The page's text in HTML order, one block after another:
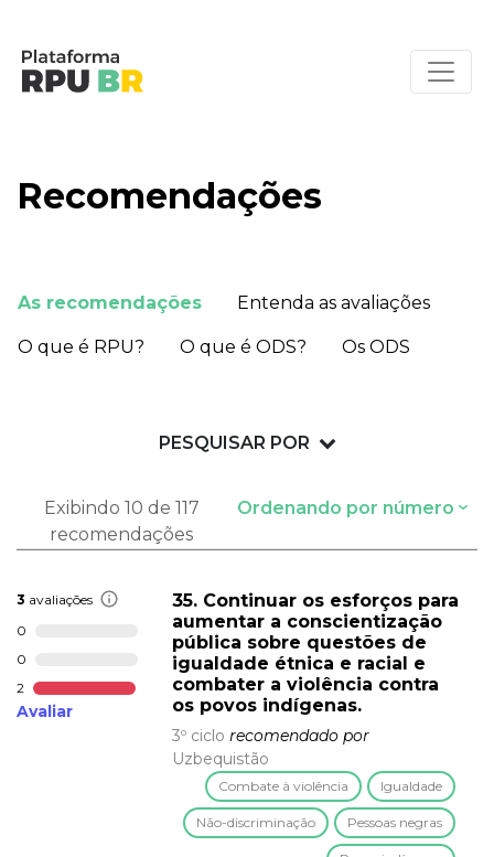
Recomendações
As recomendações Entenda as avaliações
O que é RPU? O que é ODS? Os ODS
PESQUISAR POR
Exibindo 10 de 117
recomendações
Ordenando por número
3 avaliações
0
0
2
Avaliar
35. Continuar os esforços para
aumentar a conscientização
pública sobre questões de
igualdade étnica e racial e
combater a violência contra
os povos indígenas.
3º ciclo recomendado por
Uzbequistão
Combate à violência Igualdade
Não-discriminação Pessoas negras